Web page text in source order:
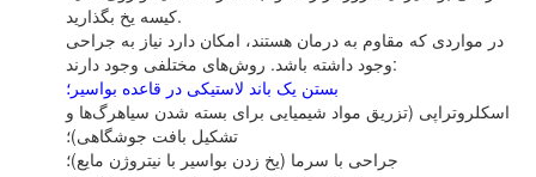
کیسه‌ یخ‌ بگذارید.
در مواردی‌ که‌ مقاوم‌ به‌ درمان‌ هستند، امکان‌ دارد نیاز به‌ جراحی‌
وجود داشته‌ باشد. روش‌های‌ مختلفی‌ وجود دارند:
بستن‌ یک‌ باند لاستیکی‌ در قاعده‌ بواسیر؛
اسکلروتراپی‌ (تزریق‌ مواد شیمیایی‌ برای‌ بسته‌ شدن‌ سیاهرگ‌ها و
تشکیل‌ بافت‌ جوشگاهی‌)؛
جراحی‌ با سرما (یخ‌ زدن‌ بواسیر با نیتروژن‌ مایع‌)؛